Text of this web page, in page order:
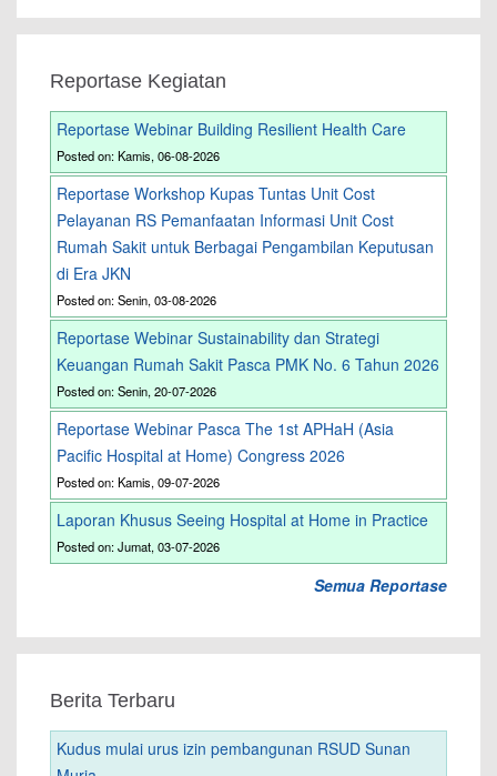
Reportase Kegiatan
Reportase Webinar Building Resilient Health Care
Posted on: Kamis, 06-08-2026
Reportase Workshop Kupas Tuntas Unit Cost
Pelayanan RS Pemanfaatan Informasi Unit Cost
Rumah Sakit untuk Berbagai Pengambilan Keputusan
di Era JKN
Posted on: Senin, 03-08-2026
Reportase Webinar Sustainability dan Strategi
Keuangan Rumah Sakit Pasca PMK No. 6 Tahun 2026
Posted on: Senin, 20-07-2026
Reportase Webinar Pasca The 1st APHaH (Asia
Pacific Hospital at Home) Congress 2026
Posted on: Kamis, 09-07-2026
Laporan Khusus Seeing Hospital at Home in Practice
Posted on: Jumat, 03-07-2026
Semua Reportase
Berita Terbaru
Kudus mulai urus izin pembangunan RSUD Sunan